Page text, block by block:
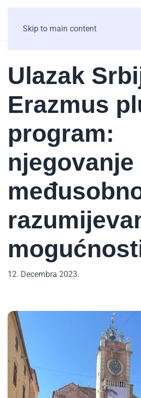
Skip to main content
Ulazak
Erazmus
program:
njegovanje
12. Decembra 2023.